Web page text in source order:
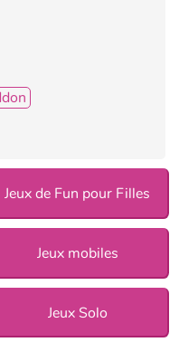
Jeux de Fun pour Filles
Jeux mobiles
Jeux Solo